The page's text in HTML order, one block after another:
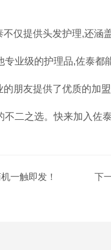
仅提供头发护理,还涵
业级的护理品,佐泰都
朋友提供了优质的加
二之选。快来加入佐
一触即发！ 下